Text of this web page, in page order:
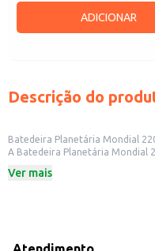
ADICIONAR
Descrição do
Batedeira Planetária Mondial
A Batedeira Planetária Mondial
Marca: Mondial
Ver mais